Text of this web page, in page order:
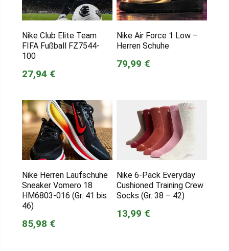
Nike Club Elite Team
FIFA Fußball FZ7544-
100
27,94 €
Nike Air Force 1 Low –
Herren Schuhe
79,99 €
Nike Herren Laufschuhe
Sneaker Vomero 18
HM6803-016 (Gr. 41 bis
46)
85,98 €
Nike 6-Pack Everyday
Cushioned Training Crew
Socks (Gr. 38 – 42)
13,99 €